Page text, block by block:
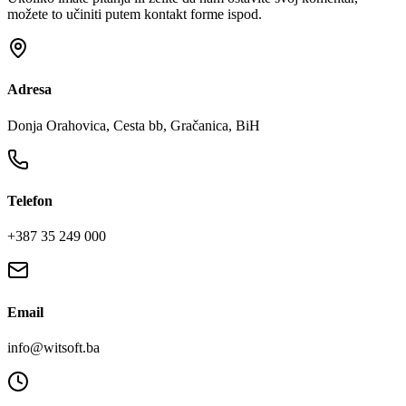
možete to učiniti putem kontakt forme ispod.
Adresa
Donja Orahovica, Cesta bb, Gračanica, BiH
Telefon
+387 35 249 000
Email
info@witsoft.ba